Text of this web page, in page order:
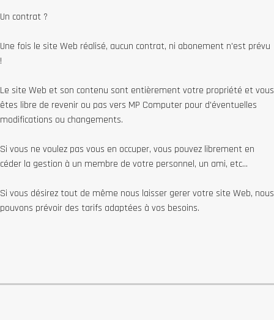
Un contrat ?
Une fois le site Web réalisé, aucun contrat, ni abonement n'est prévu
!
Le site Web et son contenu sont entièrement votre propriété et vous
êtes libre de revenir ou pas vers MP Computer pour d'éventuelles
modifications ou changements.
Si vous ne voulez pas vous en occuper, vous pouvez librement en
céder la gestion à un membre de votre personnel, un ami, etc...
Si vous désirez tout de même nous laisser gerer votre site Web, nous
pouvons prévoir des tarifs adaptées à vos besoins.